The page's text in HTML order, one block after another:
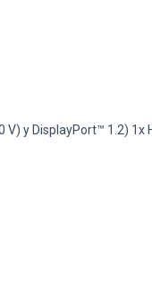
y DisplayPort™ 1.2)